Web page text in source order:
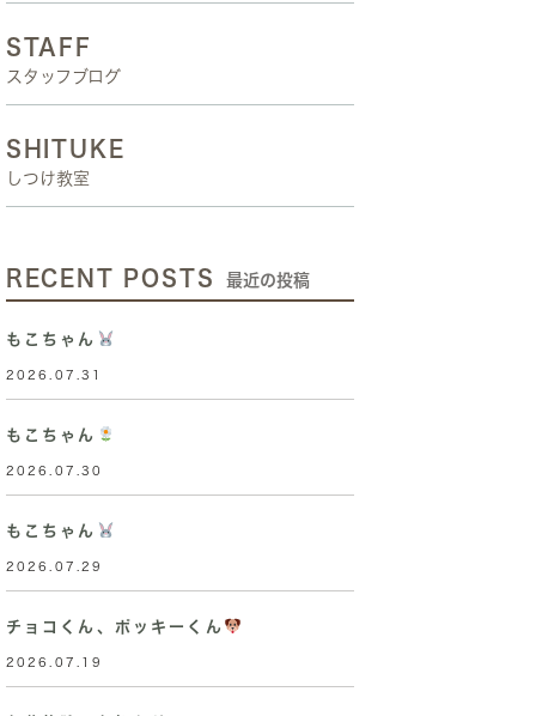
STAFF
スタッフブログ
SHITUKE
しつけ教室
RECENT POSTS 最近の投稿
もこちゃん
2026.07.31
もこちゃん
2026.07.30
もこちゃん
2026.07.29
チョコくん、ポッキーくん
2026.07.19